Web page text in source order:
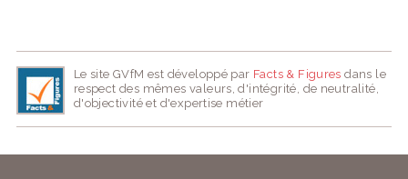
Le site GVfM est développé par Facts & Figures dans le
respect des mêmes valeurs, d'intégrité, de neutralité,
d'objectivité et d'expertise métier